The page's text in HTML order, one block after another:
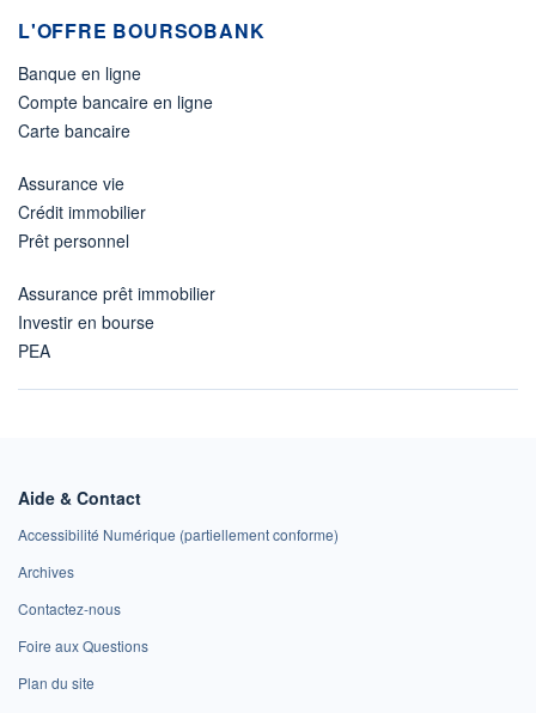
L'OFFRE BOURSOBANK
Banque en ligne
Compte bancaire en ligne
Carte bancaire
Assurance vie
Crédit immobilier
Prêt personnel
Assurance prêt immobilier
Investir en bourse
PEA
Aide & Contact
Accessibilité Numérique (partiellement conforme)
Archives
Contactez-nous
Foire aux Questions
Plan du site